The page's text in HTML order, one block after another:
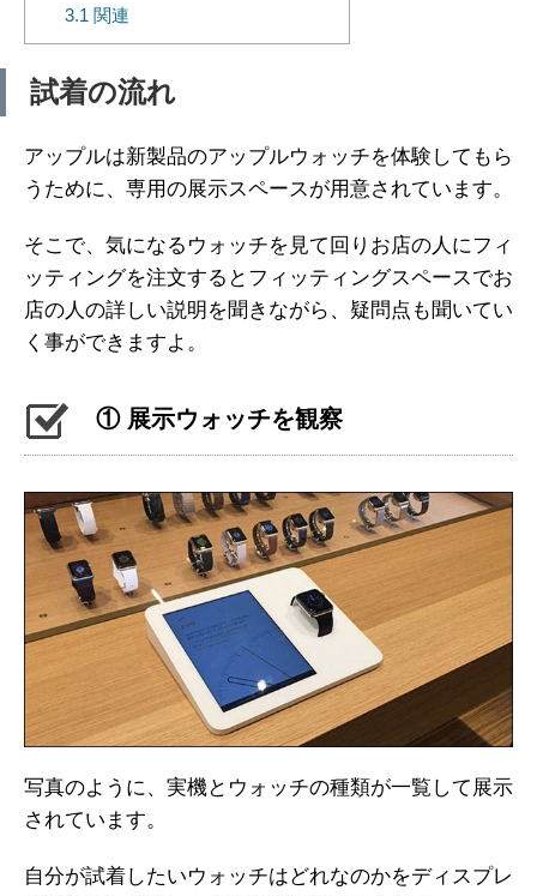
3.1 関連
試着の流れ
アップルは新製品のアップルウォッチを体験してもら
うために、専用の展示スペースが用意されています。
そこで、気になるウォッチを見て回りお店の人にフィ
ッティングを注文するとフィッティングスペースでお
店の人の詳しい説明を聞きながら、疑問点も聞いてい
く事ができますよ。
① 展示ウォッチを観察
写真のように、実機とウォッチの種類が一覧して展示
されています。
自分が試着したいウォッチはどれなのかをディスプレ